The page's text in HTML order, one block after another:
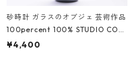
砂時計 ガラスのオブジェ 芸術作品
100percent 100% STUDIO COH
AKU Timeless 100パーセント ス
¥4,400